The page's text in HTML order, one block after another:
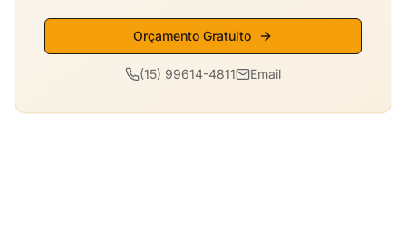
Orçamento Gratuito
(15) 99614-4811 Email